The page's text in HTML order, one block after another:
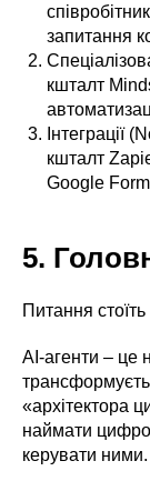
запитання
кшталт
Інтеграції
кшталт
Google
5.
Питання
AI-агенти – це
«архітектора
наймати
керувати ними.